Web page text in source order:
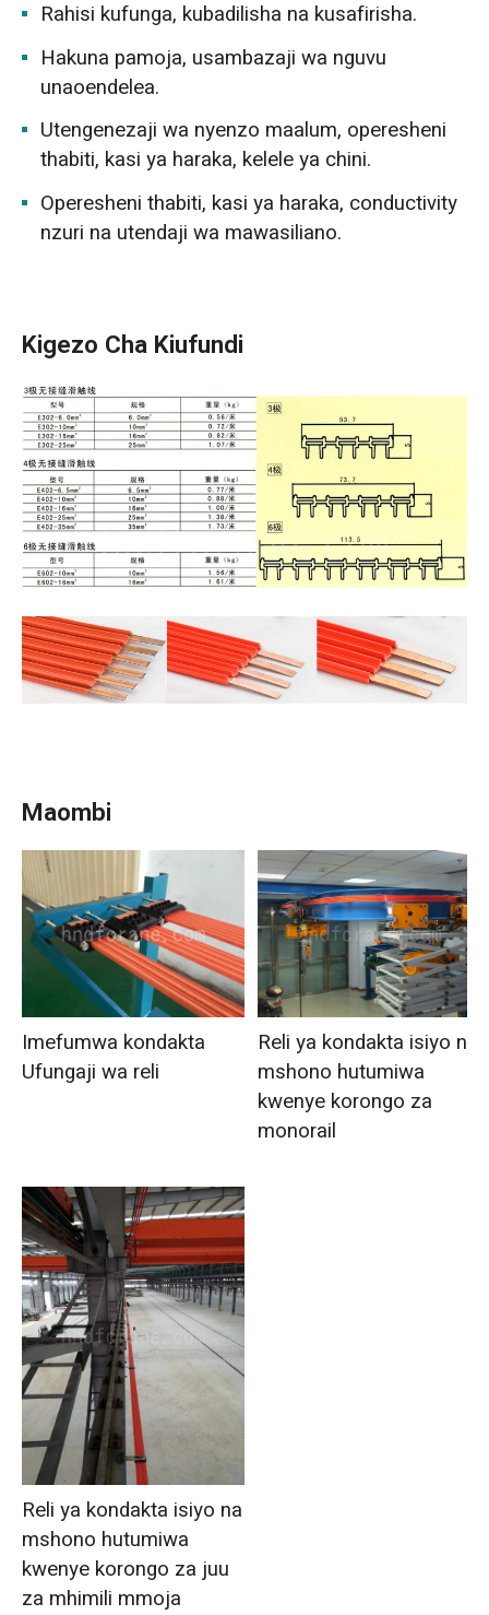
Rahisi kufunga, kubadilisha na kusafirisha.
Hakuna pamoja, usambazaji wa nguvu
unaoendelea.
Utengenezaji wa nyenzo maalum, operesheni
thabiti, kasi ya haraka, kelele ya chini.
Operesheni thabiti, kasi ya haraka, conductivity
nzuri na utendaji wa mawasiliano.
Kigezo Cha Kiufundi
Maombi
Imefumwa kondakta
Ufungaji wa reli
Reli ya kondakta isiyo na
mshono hutumiwa
kwenye korongo za
monorail
Reli ya kondakta isiyo na
mshono hutumiwa
kwenye korongo za juu
za mhimili mmoja